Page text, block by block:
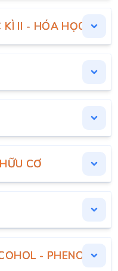
II - HÓA HỌC 11
CƠ
- PHENOL